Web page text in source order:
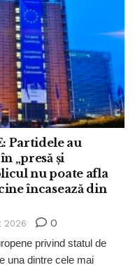
Partidele au
„presă și
nu poate afla
încasează din
2026 0
privind statul de
una dintre cele mai